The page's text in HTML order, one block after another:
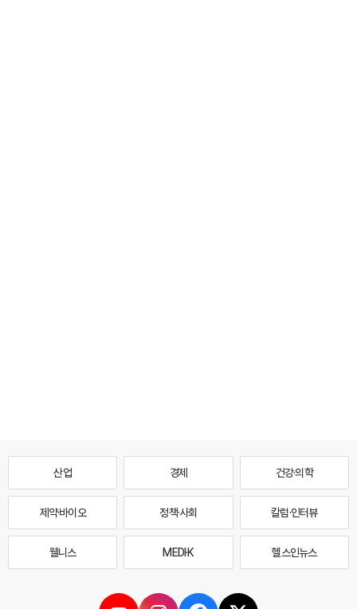
산업 경제 건강·의학
제약·바이오 정책·사회 칼럼·인터뷰
웰니스 MEDI·K 헬스인뉴스